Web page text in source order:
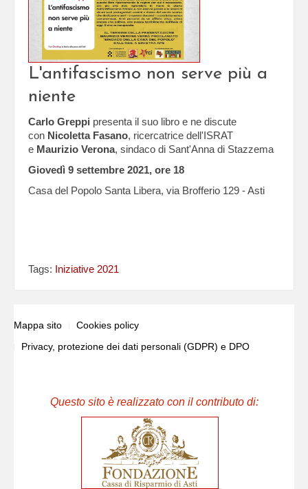
L'antifascismo non serve più a
niente
Carlo Greppi presenta il suo libro e ne discute
con Nicoletta Fasano, ricercatrice dell'ISRAT
e Maurizio Verona, sindaco di Sant'Anna di Stazzema
Giovedì 9 settembre 2021, ore 18
Casa del Popolo Santa Libera, via Brofferio 129 - Asti
Tags: Iniziative 2021
Mappa sito
Cookies policy
Privacy, protezione dei dati personali (GDPR) e DPO
Questo sito è realizzato con il contributo di: